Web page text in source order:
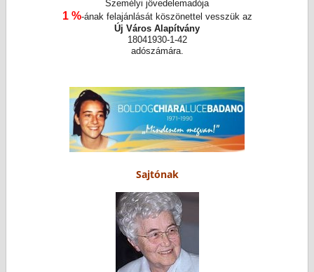
Személyi jövedelemadója
1 %-ának felajánlását köszönettel vesszük az
Új Város Alapítvány
18041930-1-42
adószámára.
Sajtónak